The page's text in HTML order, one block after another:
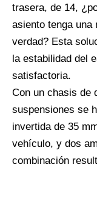
trasera, de 14,
asiento tenga una
verdad? Esta
la estabilidad del
satisfactoria.
Con un chasis de
suspensiones se
invertida de 35
vehículo, y dos
combinación